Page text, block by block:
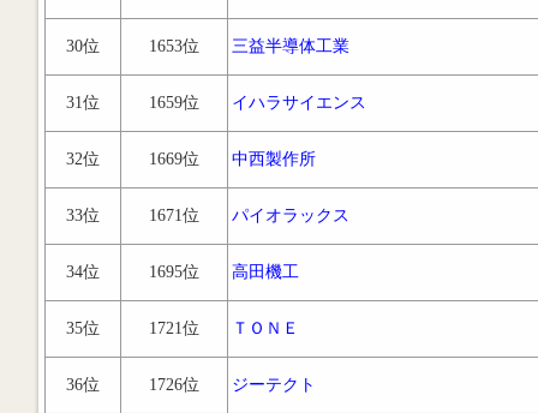
30位 1653位 三益半導体工業
31位 1659位 イハラサイエンス
32位 1669位 中西製作所
33位 1671位 パイオラックス
34位 1695位 高田機工
35位 1721位 ＴＯＮＥ
36位 1726位 ジーテクト